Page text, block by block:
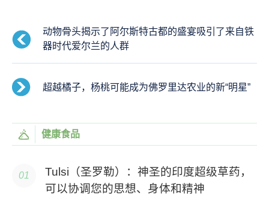
动物骨头揭示了阿尔斯特古都的盛宴吸引了来自铁
器时代爱尔兰的人群
超越橘子，杨桃可能成为佛罗里达农业的新“明星”
健康食品
Tulsi（圣罗勒）：神圣的印度超级草药，
可以协调您的思想、身体和精神